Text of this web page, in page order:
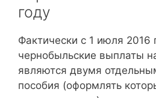
году
Фактически с 1 июля 2016
чернобыльские выплаты
являются двумя
пособия (оформлять